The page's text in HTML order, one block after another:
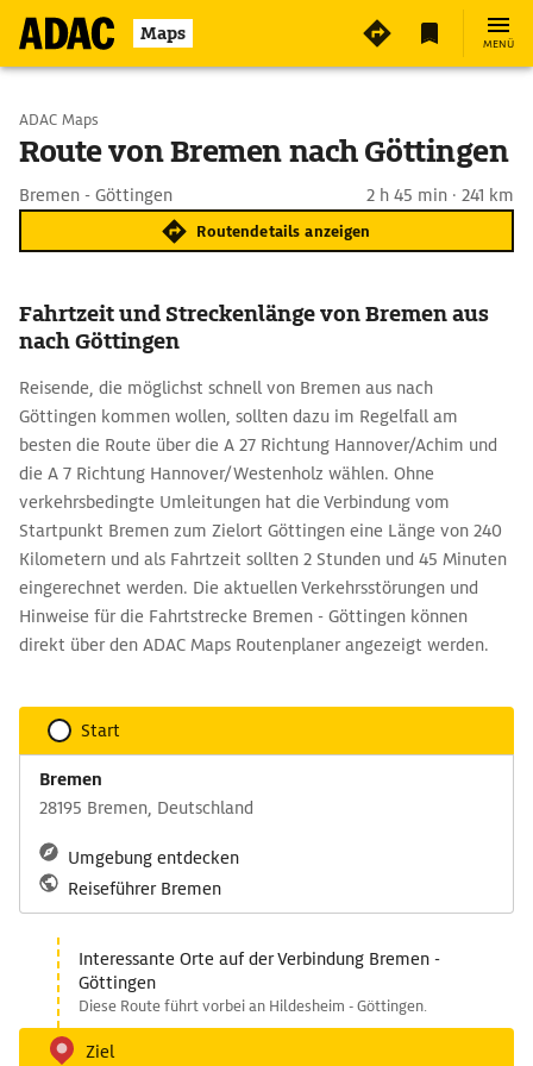
Maps MENÜ
Start wählen
ADAC Maps
Route von Bremen nach Göttingen
Bremen - Göttingen 2 h 45 min · 241 km
Routendetails anzeigen
Fahrtzeit und Streckenlänge von Bremen aus
nach Göttingen
Reisende, die möglichst schnell von Bremen aus nach
Göttingen kommen wollen, sollten dazu im Regelfall am
besten die Route über die A 27 Richtung Hannover/Achim und
die A 7 Richtung Hannover/Westenholz wählen. Ohne
verkehrsbedingte Umleitungen hat die Verbindung vom
Startpunkt Bremen zum Zielort Göttingen eine Länge von 240
Kilometern und als Fahrtzeit sollten 2 Stunden und 45 Minuten
eingerechnet werden. Die aktuellen Verkehrsstörungen und
Hinweise für die Fahrtstrecke Bremen - Göttingen können
direkt über den ADAC Maps Routenplaner angezeigt werden.
Start
Bremen
28195 Bremen, Deutschland
Umgebung entdecken
Reiseführer Bremen
Interessante Orte auf der Verbindung Bremen -
Göttingen
Diese Route führt vorbei an Hildesheim - Göttingen.
Ziel